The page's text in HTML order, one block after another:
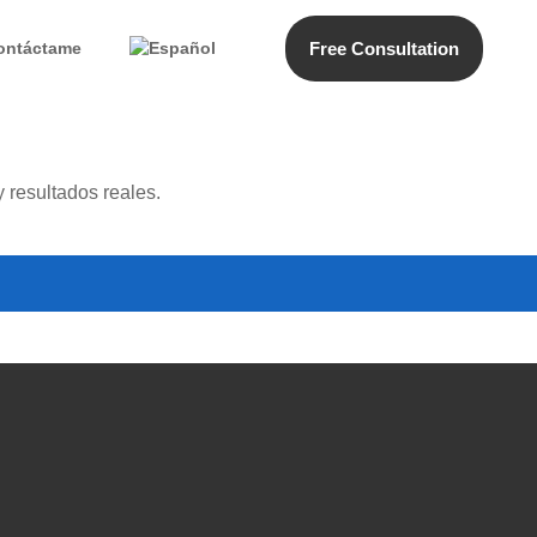
Free Consultation
resultados reales.